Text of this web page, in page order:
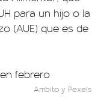
para un hijo o la
(AUE) que es de
Ambito y Pexels